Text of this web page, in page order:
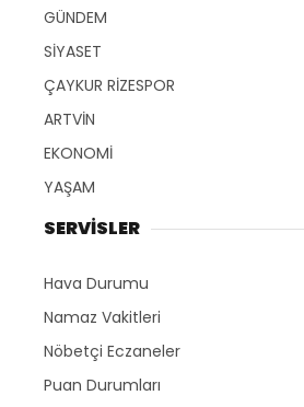
GÜNDEM
SİYASET
ÇAYKUR RİZESPOR
ARTVİN
EKONOMİ
YAŞAM
SERVİSLER
Hava Durumu
Namaz Vakitleri
Nöbetçi Eczaneler
Puan Durumları